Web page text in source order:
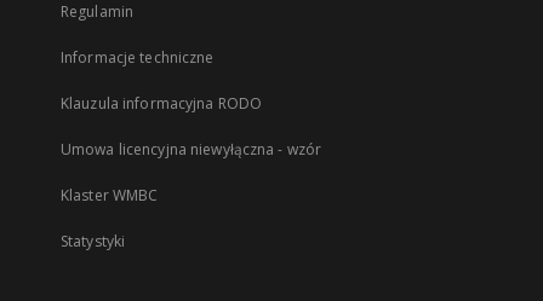
Regulamin
Informacje techniczne
Klauzula informacyjna RODO
Umowa licencyjna niewyłączna - wzór
Klaster WMBC
Statystyki